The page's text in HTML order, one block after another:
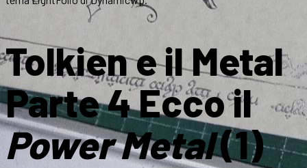
Tolkien e il Metal
Parte 4 Ecco il
Power Metal(1)